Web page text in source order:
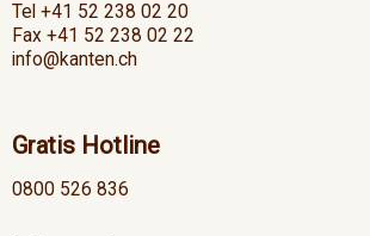
Tel +41 52 238 02 20
Fax +41 52 238 02 22
info@kanten.ch
Gratis Hotline
0800 526 836